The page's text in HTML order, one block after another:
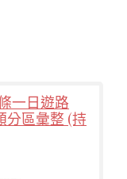
一日遊路
分區彙整 (持